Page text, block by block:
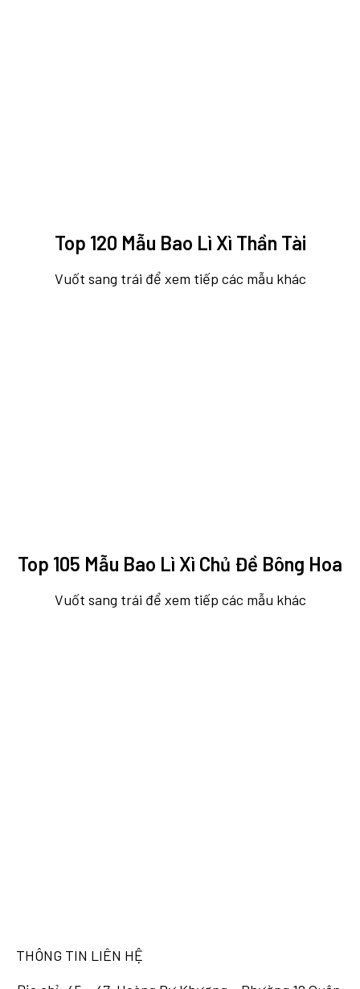
Top 120 Mẫu Bao Lì Xì Thần Tài
Vuốt sang trái để xem tiếp các mẫu khác
Top 105 Mẫu Bao Lì Xì Chủ Đề Bông Hoa
Vuốt sang trái để xem tiếp các mẫu khác
THÔNG TIN LIÊN HỆ